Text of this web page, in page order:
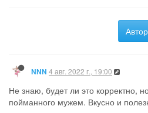
NNN 4 авг. 2022 г., 19:00
Не знаю, будет ли это корректно,
пойманного мужем. Вкусно и